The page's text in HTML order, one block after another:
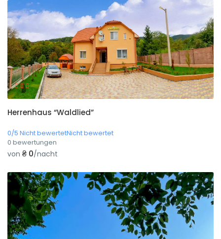
Herrenhaus “Waldlied”
0/5 Nicht bewertetNicht bewertet
0 bewertungen
von ₴ 0/nacht